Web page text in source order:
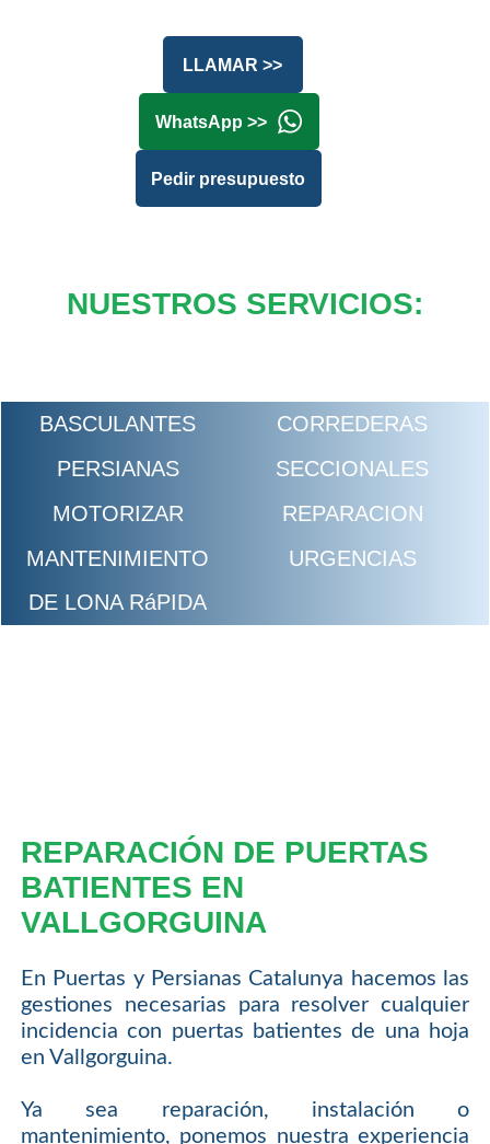
LLAMAR >>
WhatsApp >>
Pedir presupuesto
NUESTROS SERVICIOS:
BASCULANTES
CORREDERAS
PERSIANAS
SECCIONALES
MOTORIZAR
REPARACION
MANTENIMIENTO
URGENCIAS
DE LONA RáPIDA
REPARACIÓN DE PUERTAS
BATIENTES EN
VALLGORGUINA
En Puertas y Persianas Catalunya hacemos las
gestiones necesarias para resolver cualquier
incidencia con puertas batientes de una hoja
en Vallgorguina.
Ya sea reparación, instalación o
mantenimiento, ponemos nuestra experiencia